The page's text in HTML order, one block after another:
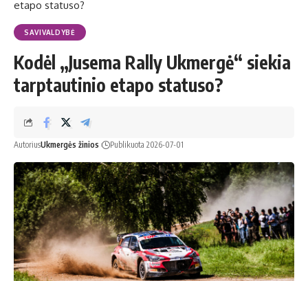
etapo statuso?
SAVIVALDYBĖ
Kodėl „Jusema Rally Ukmergė“ siekia
tarptautinio etapo statuso?
AutoriusUkmergės žinios Publikuota 2026-07-01